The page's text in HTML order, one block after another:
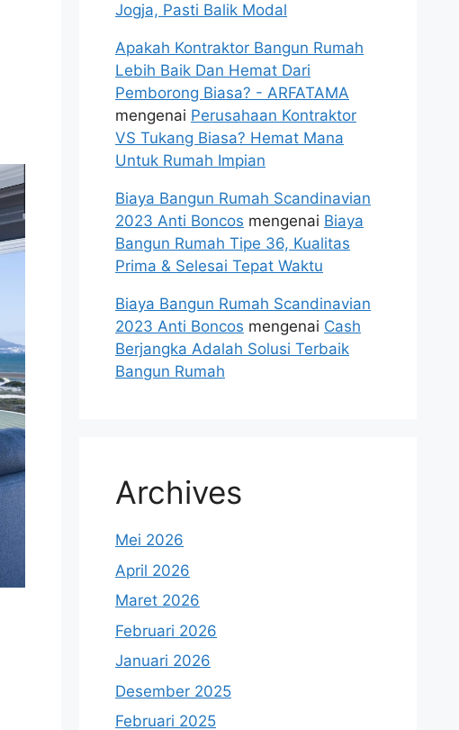
Jogja, Pasti Balik Modal
Apakah Kontraktor Bangun Rumah
Lebih Baik Dan Hemat Dari
Pemborong Biasa? - ARFATAMA
mengenai Perusahaan Kontraktor
VS Tukang Biasa? Hemat Mana
Untuk Rumah Impian
Biaya Bangun Rumah Scandinavian
2023 Anti Boncos mengenai Biaya
Bangun Rumah Tipe 36, Kualitas
Prima & Selesai Tepat Waktu
Biaya Bangun Rumah Scandinavian
2023 Anti Boncos mengenai Cash
Berjangka Adalah Solusi Terbaik
Bangun Rumah
Archives
Mei 2026
April 2026
Maret 2026
Februari 2026
Januari 2026
Desember 2025
Februari 2025